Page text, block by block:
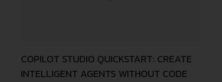
COPILOT STUDIO QUICKSTART: CREATE
INTELLIGENT AGENTS WITHOUT CODE